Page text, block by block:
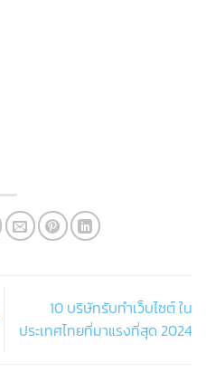
10 บริษัทรับทำเว็บไซต์ ใน
ประเทศไทยที่มาแรงที่สุด 2024